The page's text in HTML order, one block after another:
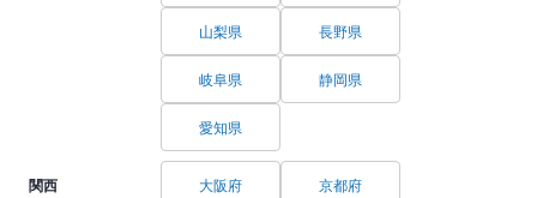
山梨県 長野県
岐阜県 静岡県
愛知県
関西 大阪府 京都府